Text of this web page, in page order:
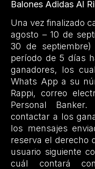
Balones Adidas Al
Una vez finalizado
agosto – 10 de
30 de
período de 5 días
ganadores, los
Whats App a su
Rappi, correo
Personal
contactar a los
los mensajes
reserva el derecho
usuario siguiente
cuál contará